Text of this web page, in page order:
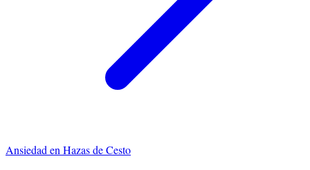
Ansiedad en Hazas de Cesto